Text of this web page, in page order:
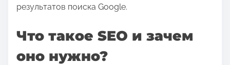
результатов поиска Google.
Что такое SEO и зачем
оно нужно?